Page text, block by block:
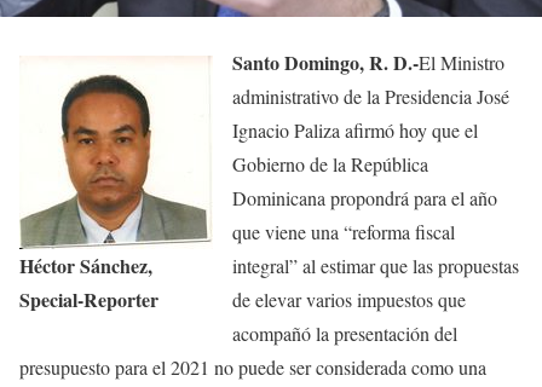
Héctor Sánchez,
Special-Reporter
Santo Domingo, R. D.-El Ministro
administrativo de la Presidencia José
Ignacio Paliza afirmó hoy que el
Gobierno de la República
Dominicana propondrá para el año
que viene una “reforma fiscal
integral” al estimar que las propuestas
de elevar varios impuestos que
acompañó la presentación del
presupuesto para el 2021 no puede ser considerada como una